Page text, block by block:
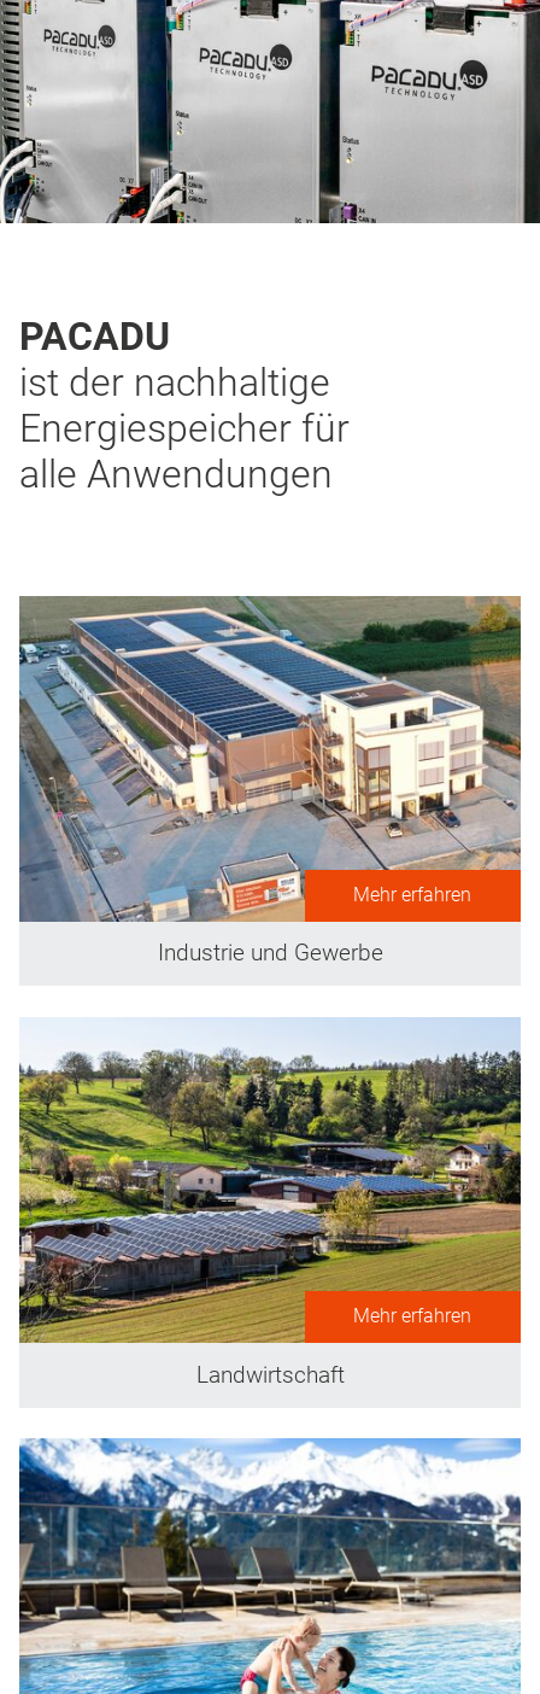
PACADU
ist der nach­haltige
Energie­speicher für
alle Anwen­dungen
Mehr erfahren
Industrie und Gewerbe
Mehr erfahren
Landwirtschaft